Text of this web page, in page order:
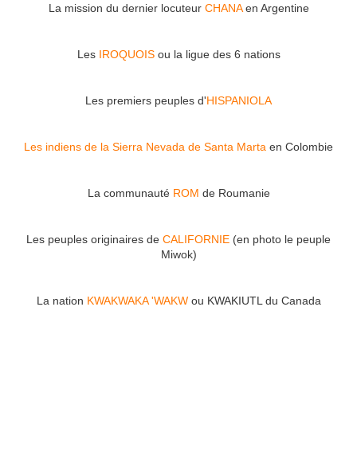
La mission du dernier locuteur CHANAen Argentine
Les IROQUOISou la ligue des 6 nations
Les premiers peuples d'HISPANIOLA
Les indiens de la Sierra Nevada de Santa Marta en Colombie
La communauté ROM de Roumanie
Les peuples originaires de CALIFORNIE (en photo le peuple
Miwok)
La nation KWAKWAKA 'WAKWou KWAKIUTL du Canada